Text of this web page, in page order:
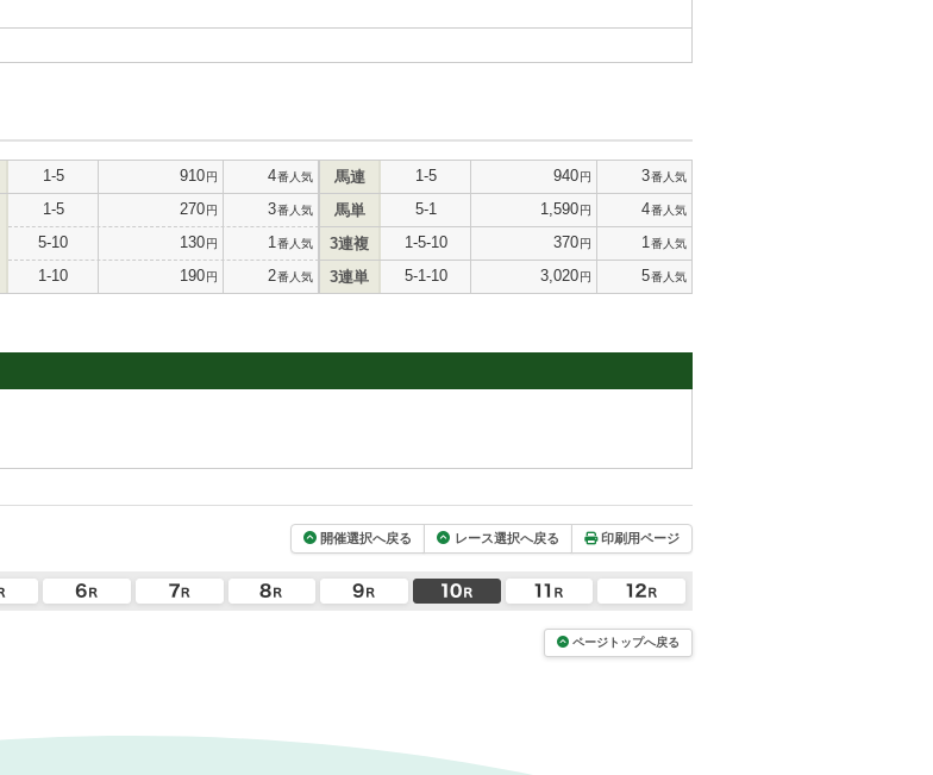
1-5 910円 4番人気
1-5 270円 3番人気
5-10 130円 1 番人気
1-10 190円 2番人気
馬連 1-5 940円 3番人気
馬単 5-1 1,590円 4番人気
3連複 1-5-10 370円 1 番人気
3連単 5-1-10 3,020円 5番人気
開催選択へ戻る レース選択へ戻る 印刷用ページ
ページトップへ戻る